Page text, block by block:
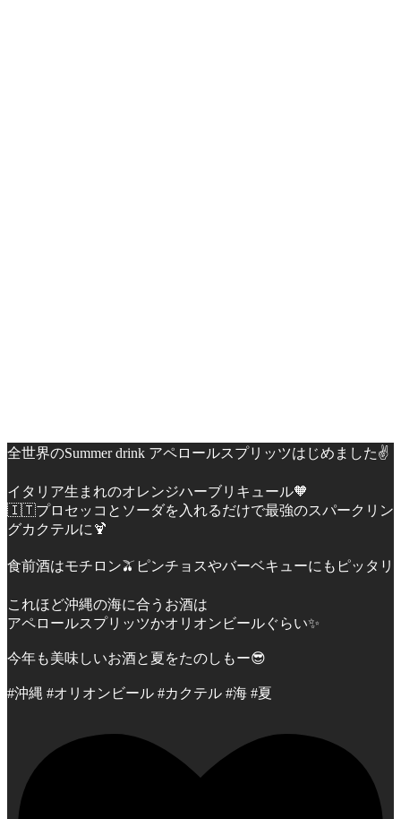
全世界のSummer drink アペロールスプリッツはじめました✌️
イタリア生まれのオレンジハーブリキュール🧡
🇮🇹プロセッコとソーダを入れるだけで最強のスパークリン
グカクテルに🍹
食前酒はモチロン🫒ピンチョスやバーベキューにもピッタリ
これほど沖縄の海に合うお酒は
アペロールスプリッツかオリオンビールぐらい✨
今年も美味しいお酒と夏をたのしもー😎
#沖縄 #オリオンビール #カクテル #海 #夏